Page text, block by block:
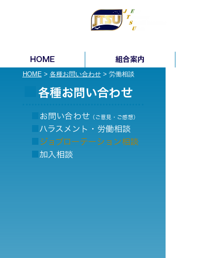
HOME 組合案内
HOME> 各種お問い合わせ> 労働相談
各種お問い合わせ
お問い合わせ（ご意見・ご感想）
ハラスメント・労働相談
ジョブローテーション相談
加入 相談